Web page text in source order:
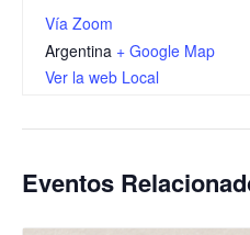
Vía Zoom
Argentina + Google Map
Ver la web Local
Eventos